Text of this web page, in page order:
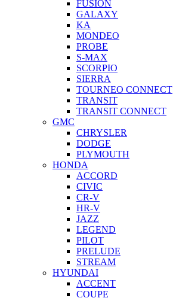
FUSION
GALAXY
KA
MONDEO
PROBE
S-MAX
SCORPIO
SIERRA
TOURNEO CONNECT
TRANSIT
TRANSIT CONNECT
GMC
CHRYSLER
DODGE
PLYMOUTH
HONDA
ACCORD
CIVIC
CR-V
HR-V
JAZZ
LEGEND
PILOT
PRELUDE
STREAM
HYUNDAI
ACCENT
COUPE